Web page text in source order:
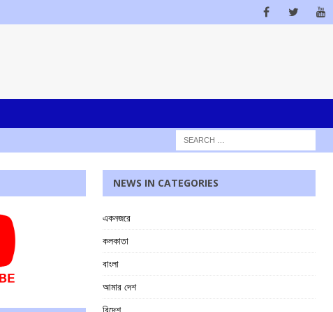
NEWS IN CATEGORIES
একনজরে
কলকাতা
বাংলা
আমার দেশ